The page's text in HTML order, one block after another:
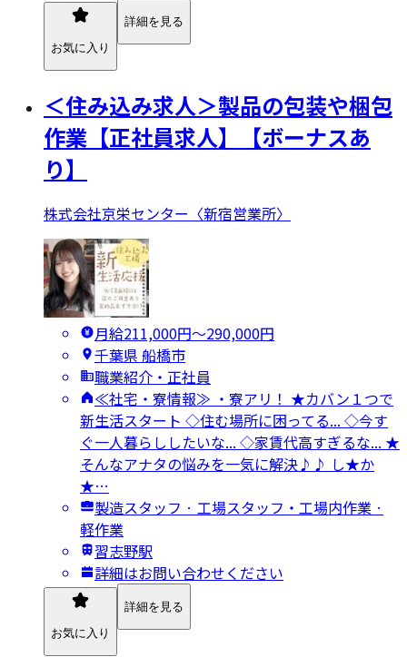
お気に入り
詳細を見る
＜住み込み求人＞製品の包装や梱包
作業【正社員求人】【ボーナスあ
り】
株式会社京栄センター〈新宿営業所〉
月給211,000円〜290,000円
千葉県 船橋市
職業紹介・正社員
≪社宅・寮情報≫ ・寮アリ！ ★カバン１つで
新生活スタート ◇住む場所に困ってる... ◇今す
ぐ一人暮らししたいな... ◇家賃代高すぎるな... ★
そんなアナタの悩みを一気に解決♪♪ し★か
★…
製造スタッフ · 工場スタッフ・工場内作業 ·
軽作業
習志野駅
詳細はお問い合わせください
お気に入り
詳細を見る